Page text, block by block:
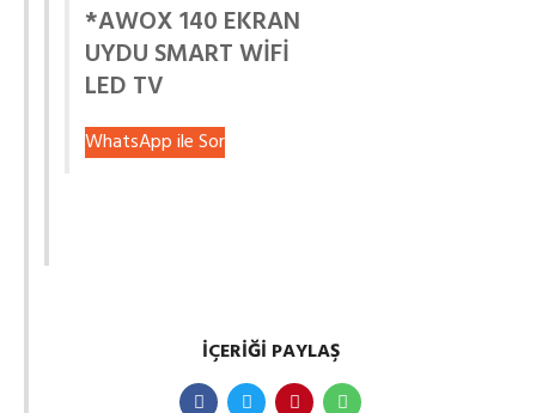
*AWOX 140 EKRAN
UYDU SMART WİFİ
LED TV
WhatsApp ile Sor
İÇERIĞI PAYLAŞ